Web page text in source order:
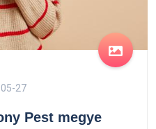
27
Pest megye